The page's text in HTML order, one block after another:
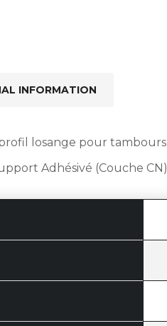
INFORMATION
losange pour tambours
Adhésivé (Couche CN)